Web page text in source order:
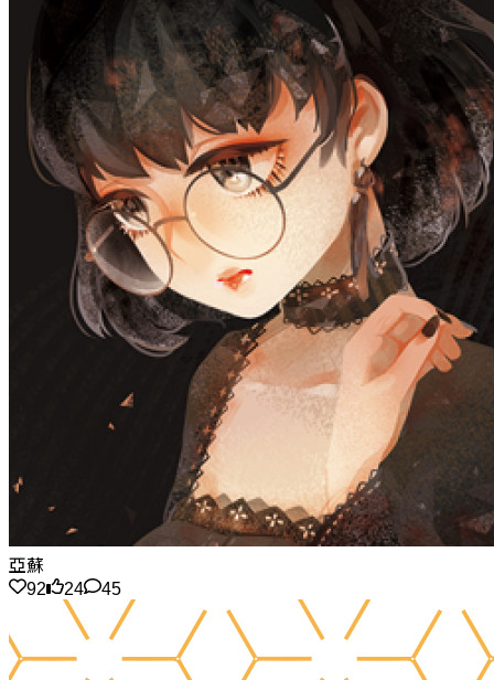
亞蘇
92
24 45